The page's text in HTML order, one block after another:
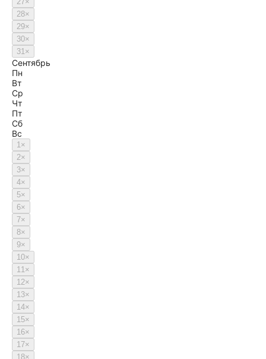
28×
29×
30×
31×
Сентябрь
Пн
Вт
Ср
Чт
Пт
Сб
Вс
1×
2×
3×
4×
5×
6×
7×
8×
9×
10×
11×
12×
13×
14×
15×
16×
17×
18×